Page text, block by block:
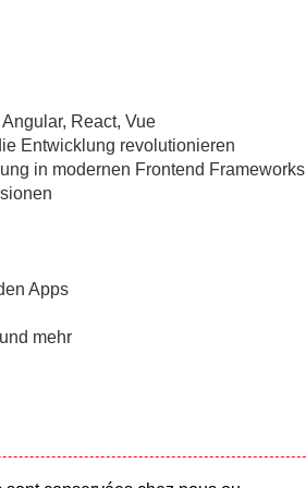
React, Vue
Entwicklung revolutionieren
in modernen Frontend Frameworks
Apps
mehr